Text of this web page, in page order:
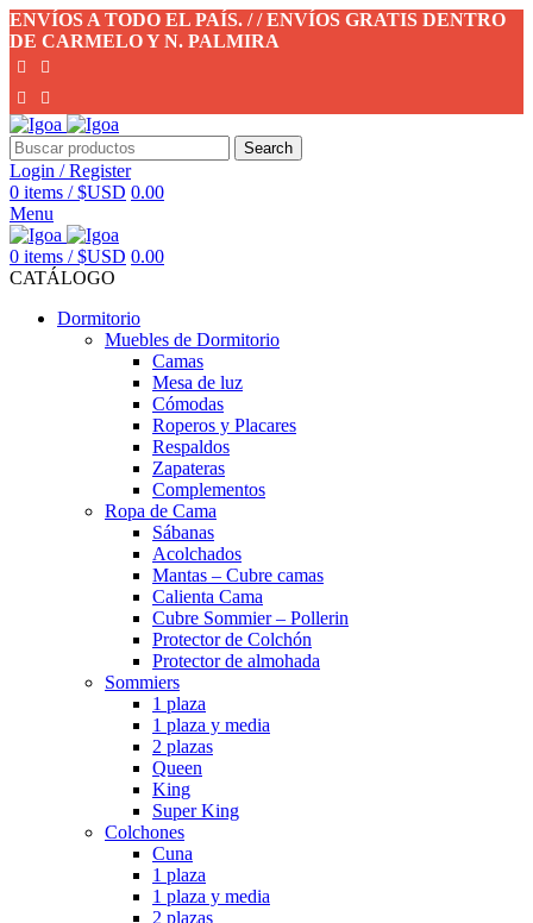
ENVÍOS A TODO EL PAÍS. / / ENVÍOS GRATIS DENTRO
DE CARMELO Y N. PALMIRA
Search
Login / Register
0 items / $USD 0.00
Menu
0 items / $USD 0.00
CATÁLOGO
Dormitorio
Muebles de Dormitorio
Camas
Mesa de luz
Cómodas
Roperos y Placares
Respaldos
Zapateras
Complementos
Ropa de Cama
Sábanas
Acolchados
Mantas – Cubre camas
Calienta Cama
Cubre Sommier – Pollerin
Protector de Colchón
Protector de almohada
Sommiers
1 plaza
1 plaza y media
2 plazas
Queen
King
Super King
Colchones
Cuna
1 plaza
1 plaza y media
2 plazas